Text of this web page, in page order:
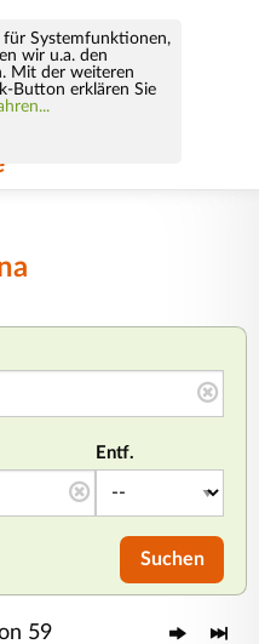
für Systemfunktionen,
wir u.a. den
Mit der weiteren
Button erklären Sie
Entf.
Suchen
59